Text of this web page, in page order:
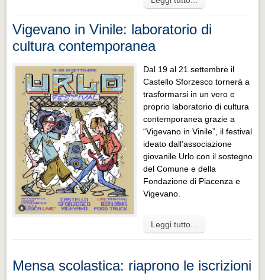
Vigevano in Vinile: laboratorio di
cultura contemporanea
Dal 19 al 21 settembre il
Castello Sforzesco tornerà a
trasformarsi in un vero e
proprio laboratorio di cultura
contemporanea grazie a
“Vigevano in Vinile”, il festival
ideato dall’associazione
giovanile Urlo con il sostegno
del Comune e della
Fondazione di Piacenza e
Vigevano.
Leggi tutto...
Mensa scolastica: riaprono le iscrizioni